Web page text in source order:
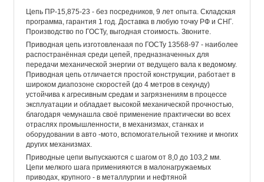
Цепь ПР-15,875-23 - без посредников, 9 лет опыта. Складская
программа, гарантия 1 год. Доставка в любую точку РФ и СНГ.
Производство по ГОСТу, выгодная стоимость. Звоните.
Приводная цепь изготовленаая по ГОСТу 13568-97 - наиболее
распостранённая среди цепей, предназначенных для
передачи механической энергии от ведущего вала к ведомому.
Приводная цепь отличается простой конструкции, работает в
широком диапозоне скоростей (до 4 метров в секунду)
устойчива к агресивным средам и загрязнениям в процессе
эксплуатации и обладает высокой механической прочностью,
благодаря чемунашла своё применение практически во всех
отраслях промышленности, в механизмах, станках и
оборудовании в авто -мото, вспомогательной технике и многих
других механизмах.
Приводные цепи выпускаются с шагом от 8,0 до 103,2 мм.
Цепи мелкого шага применияются в малонагружаемых
приводах, крупного - в металлургии и нефтяной